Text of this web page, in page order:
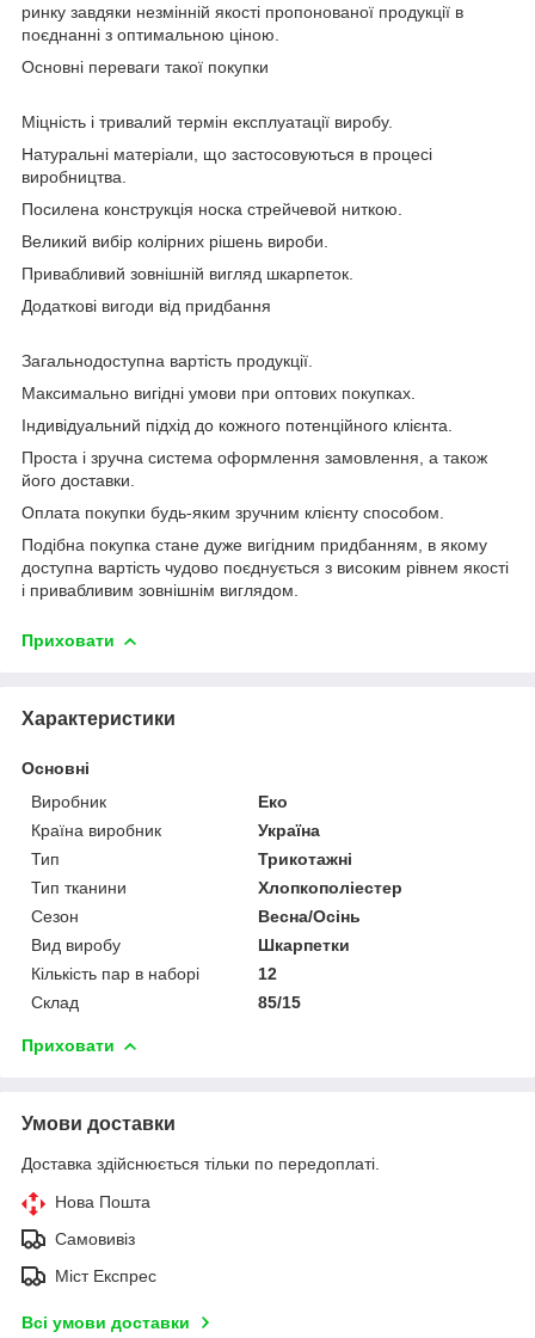
ринку завдяки незмінній якості пропонованої продукції в
поєднанні з оптимальною ціною.
Основні переваги такої покупки
Міцність і тривалий термін експлуатації виробу.
Натуральні матеріали, що застосовуються в процесі
виробництва.
Посилена конструкція носка стрейчевой ниткою.
Великий вибір колірних рішень вироби.
Привабливий зовнішній вигляд шкарпеток.
Додаткові вигоди від придбання
Загальнодоступна вартість продукції.
Максимально вигідні умови при оптових покупках.
Індивідуальний підхід до кожного потенційного клієнта.
Проста і зручна система оформлення замовлення, а також
його доставки.
Оплата покупки будь-яким зручним клієнту способом.
Подібна покупка стане дуже вигідним придбанням, в якому
доступна вартість чудово поєднується з високим рівнем якості
і привабливим зовнішнім виглядом.
Приховати
Характеристики
Основні
Виробник
Еко
Країна виробник
Україна
Тип
Трикотажні
Тип тканини
Хлопкополіестер
Сезон
Весна/Осінь
Вид виробу
Шкарпетки
Кількість пар в наборі
12
Склад
85/15
Приховати
Умови доставки
Доставка здійснюється тільки по передоплаті.
Нова Пошта
Самовивіз
Міст Експрес
Всі умови доставки